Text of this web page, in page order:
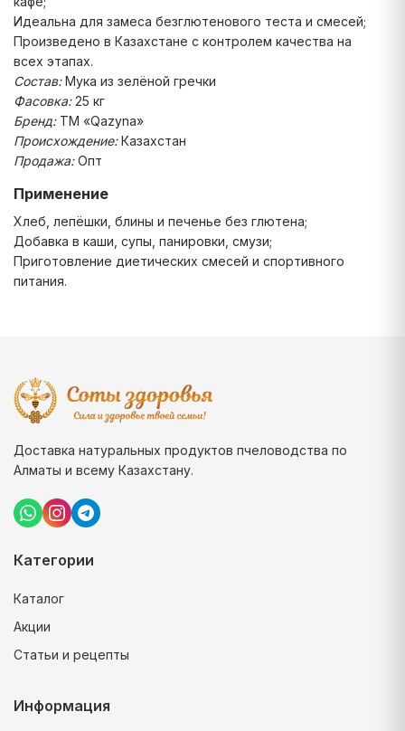
Идеальна для замеса безглютенового теста и смесей;
Произведено в Казахстане с контролем качества на
всех этапах.
Состав:Мука из зелёной гречки
Фасовка:25 кг
Бренд:ТМ «Qazyna»
Происхождение:Казахстан
Продажа:Опт
Применение
Хлеб, лепёшки, блины и печенье без глютена;
Добавка в каши, супы, панировки, смузи;
Приготовление диетических смесей и спортивного
питания.
Доставка натуральных продуктов пчеловодства по
Алматы и всему Казахстану.
Категории
Каталог
Акции
Статьи и рецепты
Информация